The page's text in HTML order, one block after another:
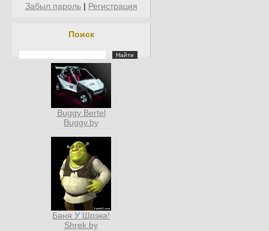
Забыл пароль| Регистрация
Поиск
Buggy Bertel
Buggy.by
Баня У Шрэка!
Shrek.by